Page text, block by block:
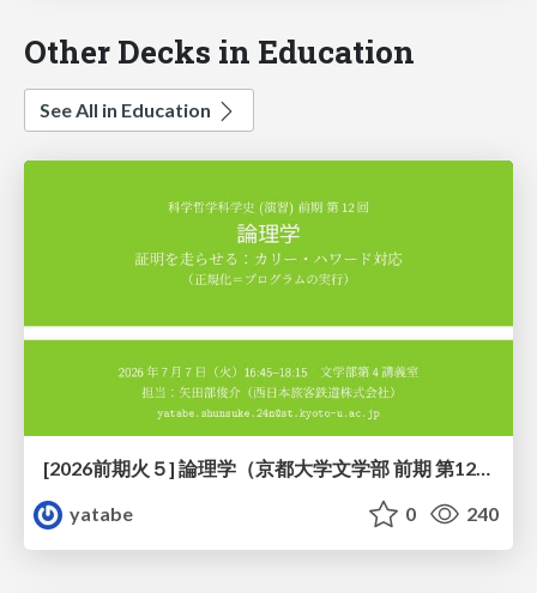
Other Decks in Education
See All in Education
yatabe
0 240